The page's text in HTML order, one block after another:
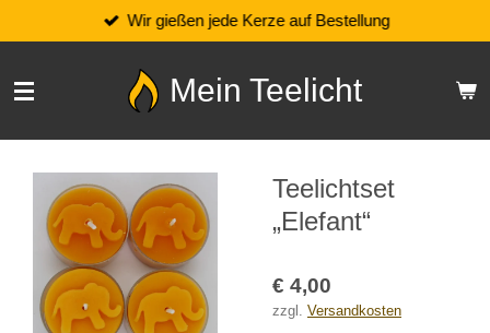
Hauptinhalt
Wir gießen jede Kerze auf Bestellung
Mein Teelicht
Teelichtset
„Elefant“
€ 4,00
zzgl. Versandkosten